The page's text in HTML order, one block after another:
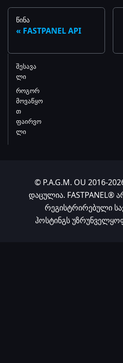
წინა
FASTPANEL API
შესავა
ლი
როგორ
მოვაწყო
თ
ფაირვო
ლი
© P.A.G.M. OU 2016-
დაცულია. FASTPANEL®
რეგისტრირებული
ჰოსტინგს